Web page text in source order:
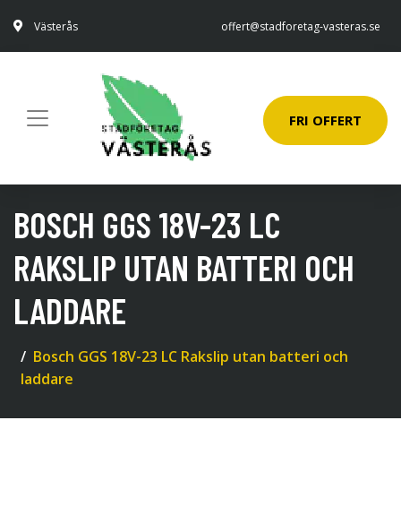
Västerås offert@stadforetag-vasteras.se
FRI OFFERT
BOSCH GGS 18V-23 LC
RAKSLIP UTAN BATTERI OCH
LADDARE
Bosch GGS 18V-23 LC Rakslip utan batteri och
laddare